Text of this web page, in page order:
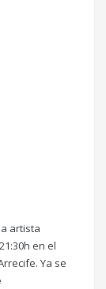
artista
en el
Ya se